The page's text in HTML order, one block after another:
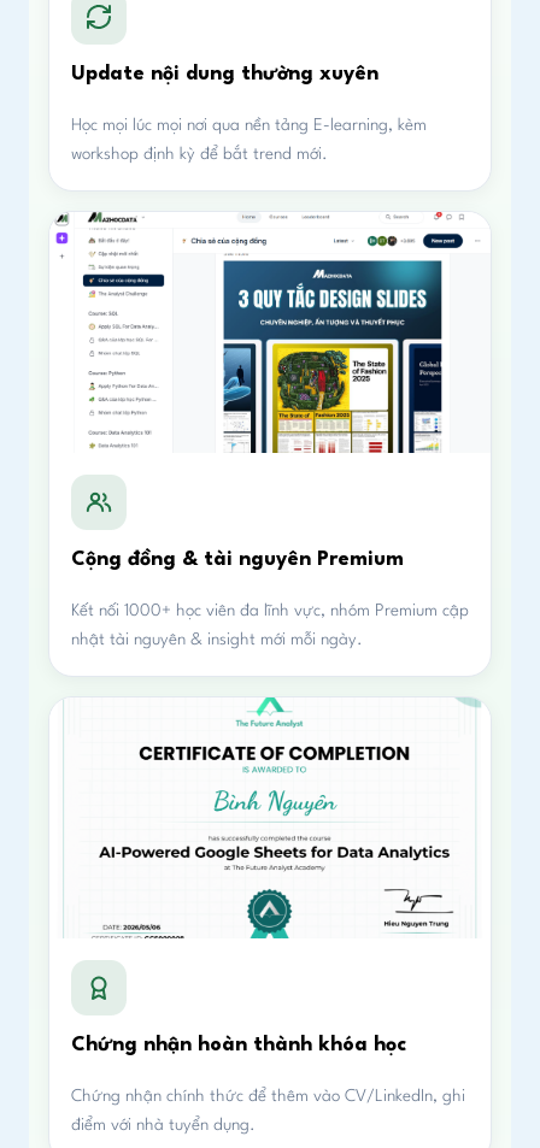
Update nội dung thường xuyên
Học mọi lúc mọi nơi qua nền tảng E-learning, kèm
workshop định kỳ để bắt trend mới.
Cộng đồng & tài nguyên Premium
Kết nối 1000+ học viên đa lĩnh vực, nhóm Premium cập
nhật tài nguyên & insight mới mỗi ngày.
Chứng nhận hoàn thành khóa học
Chứng nhận chính thức để thêm vào CV/LinkedIn, ghi
điểm với nhà tuyển dụng.